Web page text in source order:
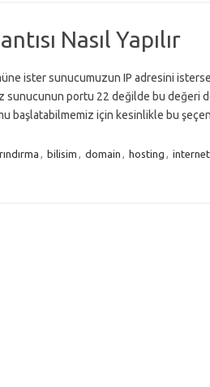
Nasıl Yapılır
ister sunucumuzun IP adresini
sunucunun portu 22 değilde bu değeri
başlatabilmemiz için kesinlikle bu
, bilisim , domain , hosting , internet